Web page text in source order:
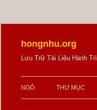
contenthongnhu.org
Lưu Trữ Tài Liệu Hành Trì
NGỎ THƯ MỤC